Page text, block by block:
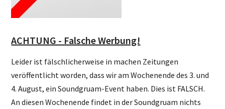
ACHTUNG - Falsche Werbung!
Leider ist fälschlicherweise in machen Zeitungen
veröffentlicht worden, dass wir am Wochenende des 3. und
4. August, ein Soundgruam-Event haben. Dies ist FALSCH.
An diesen Wochenende findet in der Soundgruam nichts